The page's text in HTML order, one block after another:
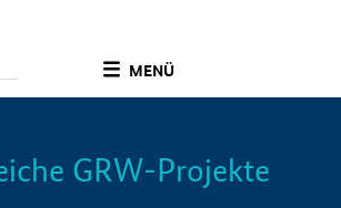
MENÜ
Info
GRW-Projekte